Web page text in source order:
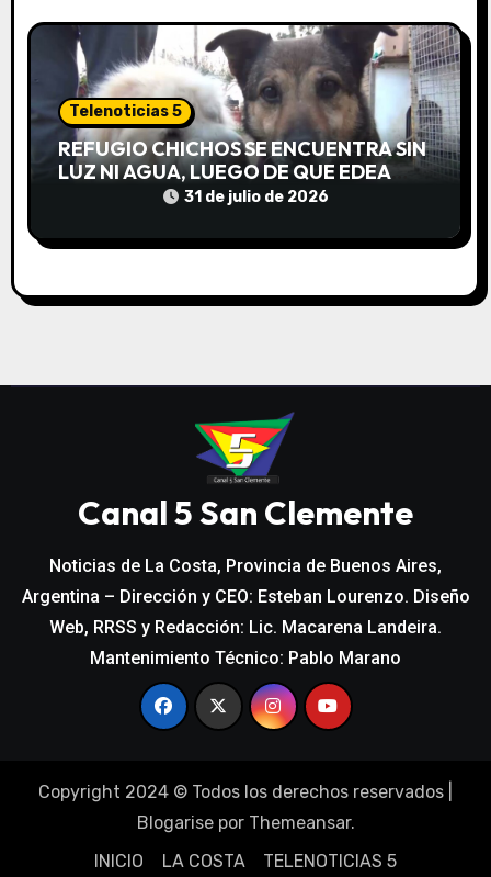
Telenoticias 5
REFUGIO CHICHOS SE ENCUENTRA SIN
LUZ NI AGUA, LUEGO DE QUE EDEA
CORTARA EL SUMINISTRO SIN AVISO
31 de julio de 2026
Canal 5 San Clemente
Noticias de La Costa, Provincia de Buenos Aires,
Argentina – Dirección y CEO: Esteban Lourenzo. Diseño
Web, RRSS y Redacción: Lic. Macarena Landeira.
Mantenimiento Técnico: Pablo Marano
Copyright 2024 © Todos los derechos reservados
Blogarisepor Themeansar.
INICIO
LA COSTA TELENOTICIAS 5